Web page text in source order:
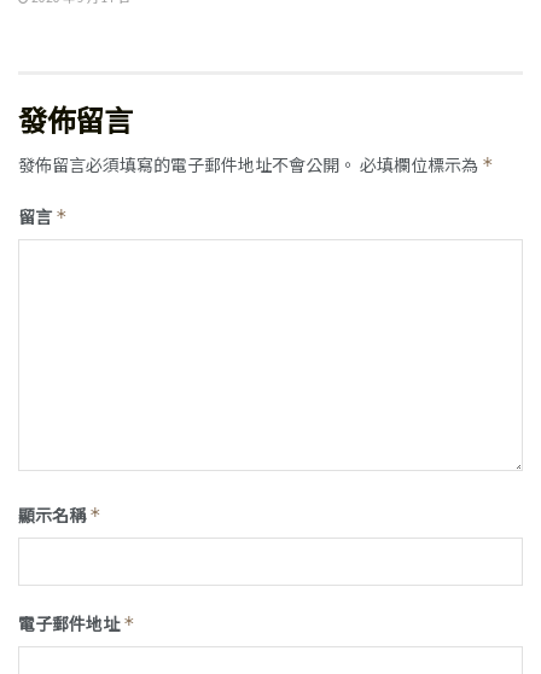
發佈留言
發佈留言必須填寫的電子郵件地址不會公開。 必填欄位標示為 *
留言 *
顯示名稱*
電子郵件地址*